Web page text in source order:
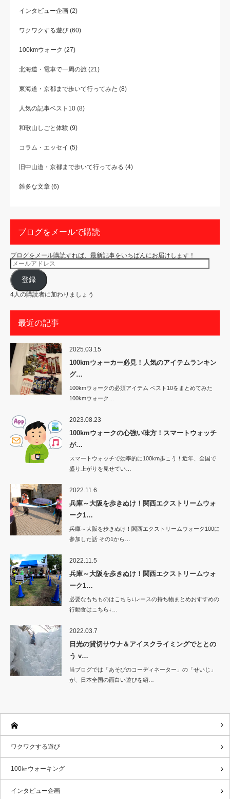
インタビュー企画 (2)
ワクワクする遊び (60)
100kmウォーク (27)
北海道・電車で一周の旅 (21)
東海道・京都まで歩いて行ってみた (8)
人気の記事ベスト10 (8)
和歌山しごと体験 (9)
コラム・エッセイ (5)
旧中山道・京都まで歩いて行ってみる (4)
雑多な文章 (6)
ブログをメールで購読
ブログをメール購読すれば、最新記事をいちばんにお届けします！
メ
ー
ル
ア
ド
レ
ス
登録
4人の購読者に加わりましょう
最近の記事
2025.03.15
100kmウォーカー必見！人気のアイテムランキン
グ…
100kmウォークの必須アイテム ベスト10をまとめてみた
100kmウォーク…
2023.08.23
100kmウォークの心強い味方！スマートウォッチ
が…
スマートウォッチで効率的に100km歩こう！近年、全国で
盛り上がりを見せてい…
2022.11.6
兵庫～大阪を歩きぬけ！関西エクストリームウォ
ーク1…
兵庫～大阪を歩きぬけ！関西エクストリームウォーク100に
参加した話 その1から…
2022.11.5
兵庫～大阪を歩きぬけ！関西エクストリームウォ
ーク1…
必要なもちものはこちら↓レースの持ち物まとめおすすめの
行動食はこちら↓…
2022.03.7
日光の貸切サウナ＆アイスクライミングでととの
う v…
当ブログでは「あそびのコーディネーター」の「せいじ」
が、日本全国の面白い遊びを紹…
ワクワクする遊び
100㎞ウォーキング
インタビュー企画